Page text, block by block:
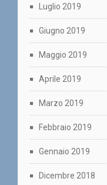
Luglio 2019
Giugno 2019
Maggio 2019
Aprile 2019
Marzo 2019
Febbraio 2019
Gennaio 2019
Dicembre 2018